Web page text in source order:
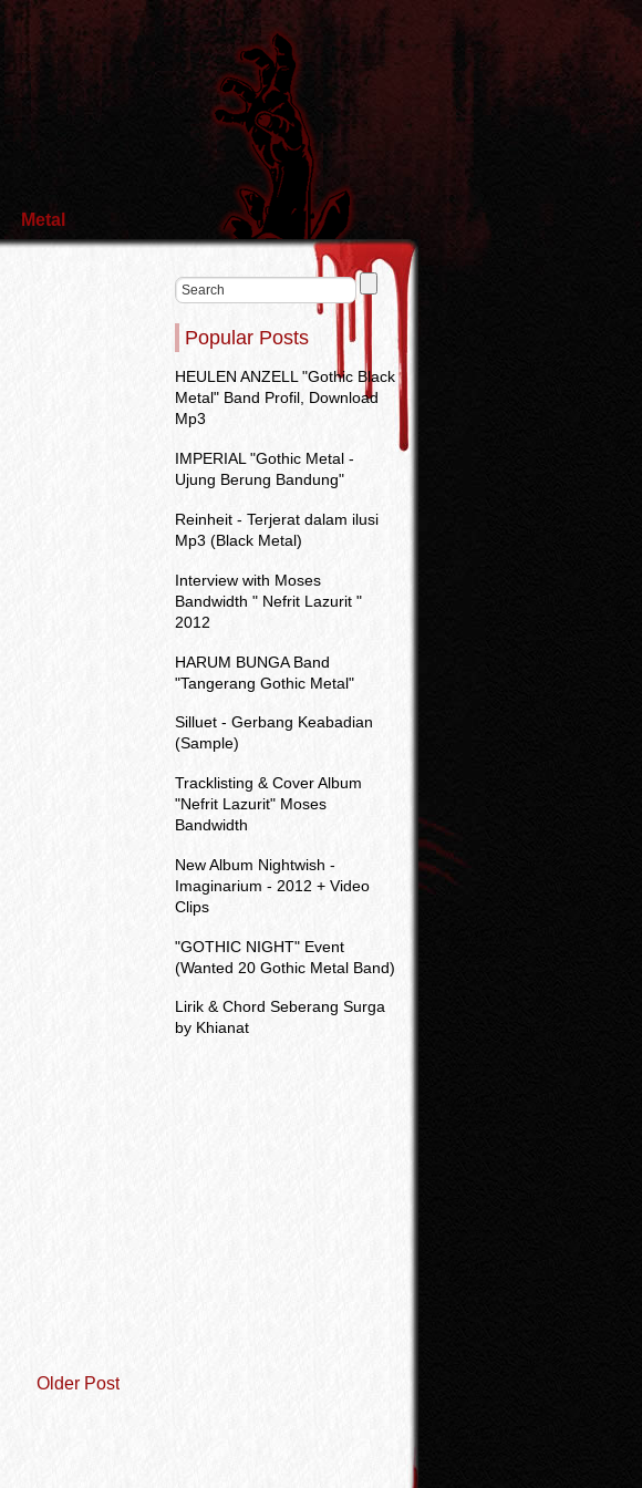
Metal
Older Post
Popular Posts
HEULEN ANZELL "Gothic Black
Metal" Band Profil, Download
Mp3
IMPERIAL "Gothic Metal -
Ujung Berung Bandung"
Reinheit - Terjerat dalam ilusi
Mp3 (Black Metal)
Interview with Moses
Bandwidth " Nefrit Lazurit "
2012
HARUM BUNGA Band
"Tangerang Gothic Metal"
Silluet - Gerbang Keabadian
(Sample)
Tracklisting & Cover Album
"Nefrit Lazurit" Moses
Bandwidth
New Album Nightwish -
Imaginarium - 2012 + Video
Clips
"GOTHIC NIGHT" Event
(Wanted 20 Gothic Metal Band)
Lirik & Chord Seberang Surga
by Khianat